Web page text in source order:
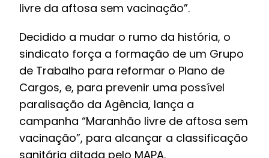
livre da aftosa sem vacinação”.
Decidido a mudar o rumo da história, o
sindicato força a formação de um Grupo
de Trabalho para reformar o Plano de
Cargos, e, para prevenir uma possível
paralisação da Agência, lança a
campanha “Maranhão livre de aftosa sem
vacinação”, para alcançar a classificação
sanitária ditada pelo MAPA.